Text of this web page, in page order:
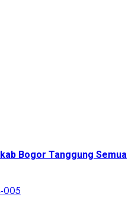
Bogor Tanggung Semua